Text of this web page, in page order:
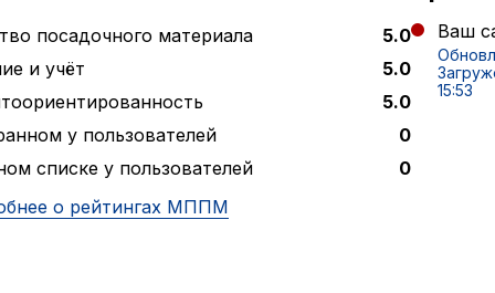
посадочного материала
5.0
и учёт
5.0
5.0
у пользователей
0
списке у пользователей
0
о рейтингах МППМ
Ваш
15:53